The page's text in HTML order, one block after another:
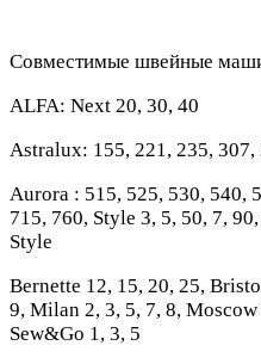
Совместимые швейные
ALFA: Next 20, 30, 40
Astralux: 155, 221, 235,
Aurora : 515, 525, 530, 540,
715, 760, Style 3, 5, 50, 7,
Style
Bernette 12, 15, 20, 25,
9, Milan 2, 3, 5, 7, 8,
Sew&Go 1, 3, 5